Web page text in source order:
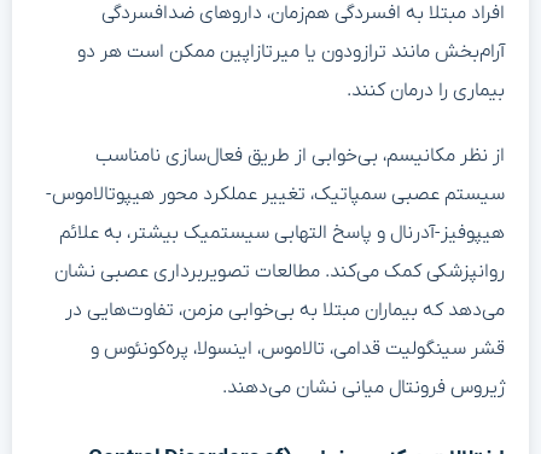
افراد مبتلا به افسردگی هم‌زمان، داروهای ضدافسردگی
آرام‌بخش مانند ترازودون یا میرتازاپین ممکن است هر دو
بیماری را درمان کنند.
از نظر مکانیسم، بی‌خوابی از طریق فعال‌سازی نامناسب
سیستم عصبی سمپاتیک، تغییر عملکرد محور هیپوتالاموس-
هیپوفیز-آدرنال و پاسخ التهابی سیستمیک بیشتر، به علائم
روانپزشکی کمک می‌کند. مطالعات تصویربرداری عصبی نشان
می‌دهد که بیماران مبتلا به بی‌خوابی مزمن، تفاوت‌هایی در
قشر سینگولیت قدامی، تالاموس، اینسولا، پره‌کونئوس و
ژیروس فرونتال میانی نشان می‌دهند.